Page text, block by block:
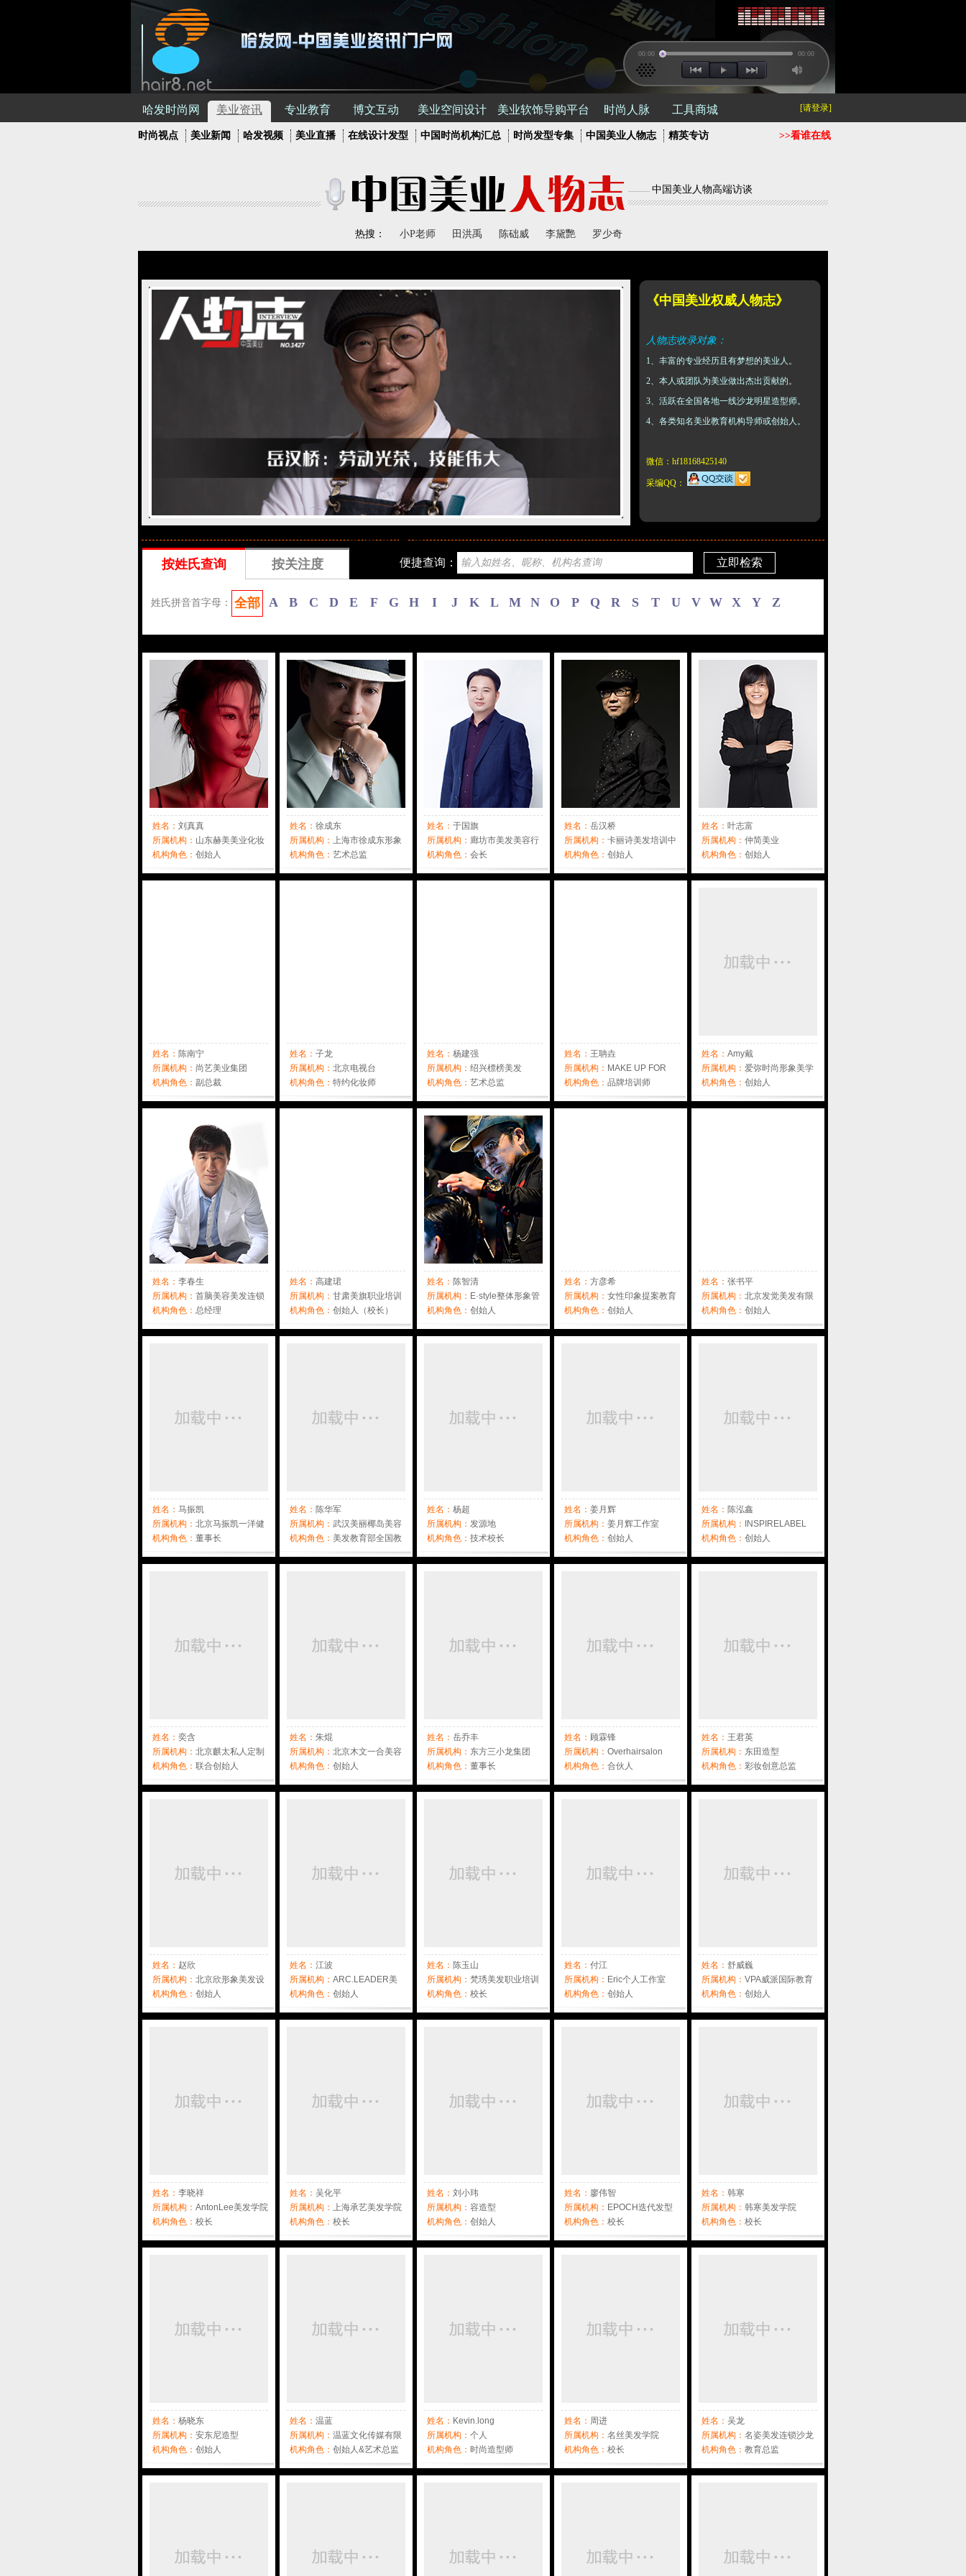
00:00 00:00
哈发时尚网 美业资讯 专业教育 博文互动 美业空间设计 美业软饰导购平台 时尚人脉 工具商城 [请登录]
时尚视点 美业新闻 哈发视频 美业直播 在线设计发型 中国时尚机构汇总 时尚发型专集 中国美业人物志 精英专访 >>看谁在线
中国美业人物高端访谈
热搜： 小P老师 田洪禹 陈础威 李黛艷 罗少奇
《中国美业权威人物志》
人物志收录对象：
1、丰富的专业经历且有梦想的美业人。
2、本人或团队为美业做出杰出贡献的。
3、活跃在全国各地一线沙龙明星造型师。
4、各类知名美业教育机构导师或创始人。
微信：hf18168425140
采编QQ：
按姓氏查询 按关注度 便捷查询：
姓氏拼音首字母： 全部 A B C D E F G H I J K L M N O P Q R S T U V W X Y Z
姓名： 刘真真
所属机构： 山东赫美美业化妆
培训学校
机构角色： 创始人
姓名： 徐成东
所属机构： 上海市徐成东形象
设计中心
机构角色： 艺术总监
姓名： 于国旗
所属机构： 廊坊市美发美容行
业协会
机构角色： 会长
姓名： 岳汉桥
所属机构： 卡丽诗美发培训中
心
机构角色： 创始人
姓名： 叶志富
所属机构： 仲简美业
机构角色： 创始人
姓名： 陈南宁
所属机构： 尚艺美业集团
机构角色： 副总裁
姓名： 子龙
所属机构： 北京电视台
机构角色： 特约化妆师
姓名： 杨建强
所属机构： 绍兴標榜美发
机构角色： 艺术总监
姓名： 王聃垚
所属机构： MAKE UP FOR
EVER
机构角色： 品牌培训师
姓名： Amy戴
所属机构： 爱弥时尚形象美学
机构角色： 创始人
姓名： 李春生
所属机构： 首脑美容美发连锁
机构
机构角色： 总经理
姓名： 高建珺
所属机构： 甘肃美旗职业培训
学校
机构角色： 创始人（校长）
姓名： 陈智清
所属机构： E·style整体形象管
理中心
机构角色： 创始人
姓名： 方彦希
所属机构： 女性印象提案教育
机构角色： 创始人
姓名： 张书平
所属机构： 北京发觉美发有限
公司
机构角色： 创始人
姓名： 马振凯
所属机构： 北京马振凯一洋健
康管理服务有限公司
机构角色： 董事长
姓名： 陈华军
所属机构： 武汉美丽椰岛美容
美发有限公司
机构角色： 美发教育部全国教
姓名： 杨超
所属机构： 发源地
机构角色： 技术校长
姓名： 姜月辉
所属机构： 姜月辉工作室
机构角色： 创始人
姓名： 陈泓鑫
所属机构：
INSPIRELABEL
机构角色： 创始人
姓名： 奕含
所属机构： 北京麒太私人定制
学院
机构角色： 联合创始人
姓名： 朱焜
所属机构： 北京木文一合美容
美发有限公司
机构角色： 创始人
姓名： 岳乔丰
所属机构： 东方三小龙集团
机构角色： 董事长
姓名： 顾霖锋
所属机构： Overhairsalon
机构角色： 合伙人
姓名： 王君英
所属机构： 东田造型
机构角色： 彩妆创意总监
姓名： 赵欣
所属机构： 北京欣形象美发设
计工作室
机构角色： 创始人
姓名： 江波
所属机构： ARC.LEADER美
发学院
机构角色： 创始人
姓名： 陈玉山
所属机构： 梵琇美发职业培训
学校
机构角色： 校长
姓名： 付江
所属机构： Eric个人工作室
机构角色： 创始人
姓名： 舒威巍
所属机构： VPA威派国际教育
机构
机构角色： 创始人
姓名： 李晓祥
所属机构： AntonLee美发学院
机构角色： 校长
姓名： 吴化平
所属机构： 上海承艺美发学院
机构角色： 校长
姓名： 刘小玮
所属机构： 容造型
机构角色： 创始人
姓名： 廖伟智
所属机构： EPOCH迭代发型
设计学院
机构角色： 校长
姓名： 韩寒
所属机构： 韩寒美发学院
机构角色： 校长
姓名： 杨晓东
所属机构： 安东尼造型
机构角色： 创始人
姓名： 温蓝
所属机构： 温蓝文化传媒有限
公司
机构角色： 创始人&艺术总监
姓名： Kevin.long
所属机构： 个人
机构角色： 时尚造型师
姓名： 周进
所属机构： 名丝美发学院
机构角色： 校长
姓名： 吴龙
所属机构： 名姿美发连锁沙龙
机构角色： 教育总监